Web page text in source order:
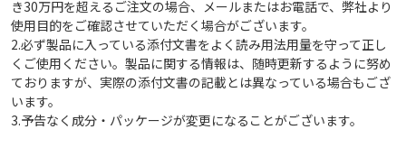
き30万円を超えるご注文の場合、メールまたはお電話で、弊社より
使用目的をご確認させていただく場合がございます。
2.必ず製品に入っている添付文書をよく読み用法用量を守って正し
くご使用ください。製品に関する情報は、随時更新するように努め
ておりますが、実際の添付文書の記載とは異なっている場合もござ
います。
3.予告なく成分・パッケージが変更になることがございます。